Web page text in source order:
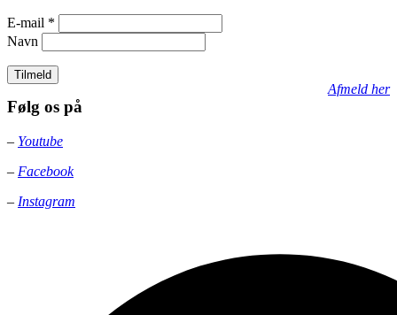
E-mail *
Navn
Afmeld her
Følg os på
– Youtube
– Facebook
– Instagram